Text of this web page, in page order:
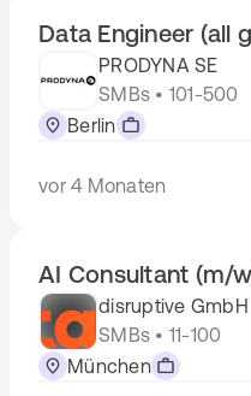
Data Engineer (all
PRODYNA SE
SMBs • 101-500
Berlin
vor 4 Monaten
AI Consultant (m/
disruptive GmbH
SMBs • 11-100
München